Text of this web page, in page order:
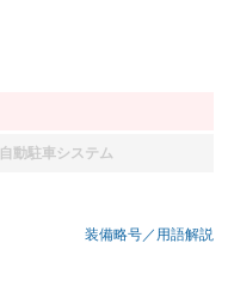
自動駐車システム
：装備なし
装備略号／用語解説